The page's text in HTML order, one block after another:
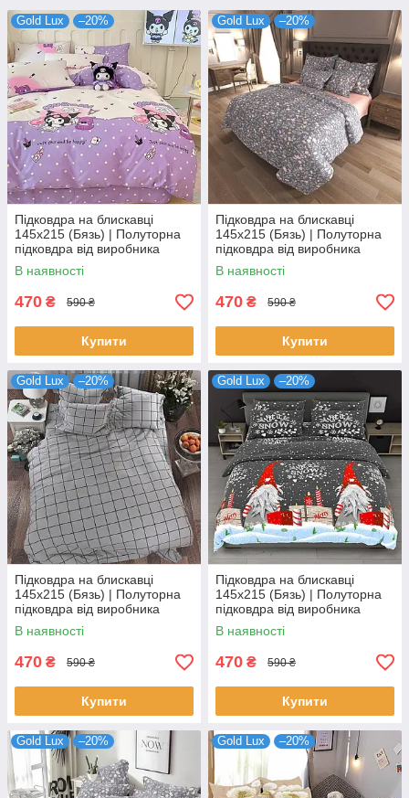
Gold Lux –20%
Підковдра на блискавці
145х215 (Бязь) | Полуторна
підковдра від виробника
"Королева Ночі" | Аніме
Куромі на лавандово-
бежевому
В наявності
470 ₴ 590 ₴
Купити
Gold Lux –20%
Підковдра на блискавці
145х215 (Бязь) | Полуторна
підковдра від виробника
"Королева Ночі" | Квіти на
темному
В наявності
470 ₴ 590 ₴
Купити
Gold Lux –20%
Підковдра на блискавці
145х215 (Бязь) | Полуторна
підковдра від виробника
"Королева Ночі" | Велика
клітка на сірому
В наявності
470 ₴ 590 ₴
Купити
Gold Lux –20%
Підковдра на блискавці
145х215 (Бязь) | Полуторна
підковдра від виробника
"Королева Ночі" | Різдвяна
абстракція
В наявності
470 ₴ 590 ₴
Купити
Gold Lux –20% Gold Lux –20%